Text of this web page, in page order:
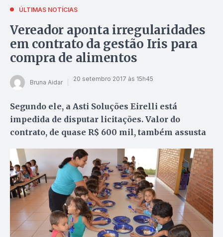
ÚLTIMAS NOTÍCIAS
Vereador aponta irregularidades
em contrato da gestão Iris para
compra de alimentos
Bruna Aidar 20 setembro 2017 às 15h45
Segundo ele, a Asti Soluções Eirelli está
impedida de disputar licitações. Valor do
contrato, de quase R$ 600 mil, também assusta